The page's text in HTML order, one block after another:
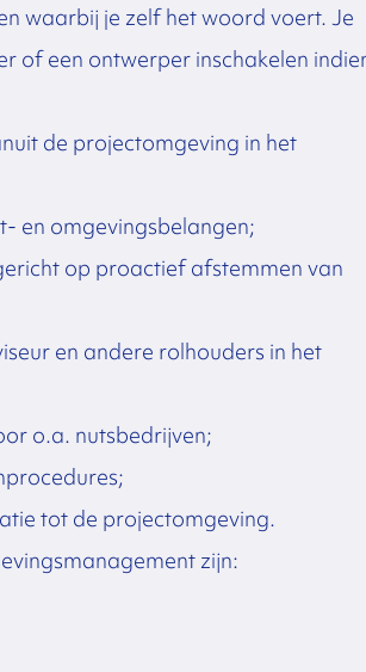
waarbij je zelf het woord voert. Je
of een ontwerper inschakelen
de projectomgeving in het
en omgevingsbelangen;
op proactief afstemmen van
en andere rolhouders in het
o.a. nutsbedrijven;
tot de projectomgeving.
zijn: